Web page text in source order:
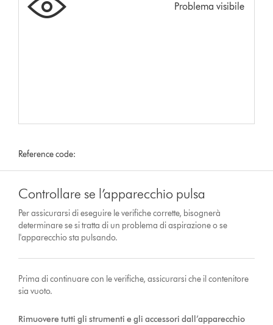
Problema visibile
Reference code:
Controllare se l’apparecchio pulsa
Per assicurarsi di eseguire le verifiche corrette, bisognerà
determinare se si tratta di un problema di aspirazione o se
l'apparecchio sta pulsando.
Prima di continuare con le verifiche, assicurarsi che il contenitore
sia vuoto.
Rimuovere tutti gli strumenti e gli accessori dall’apparecchio